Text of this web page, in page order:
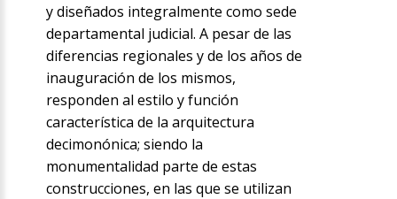
y diseñados integralmente como sede
departamental judicial. A pesar de las
diferencias regionales y de los años de
inauguración de los mismos,
responden al estilo y función
característica de la arquitectura
decimonónica; siendo la
monumentalidad parte de estas
construcciones, en las que se utilizan